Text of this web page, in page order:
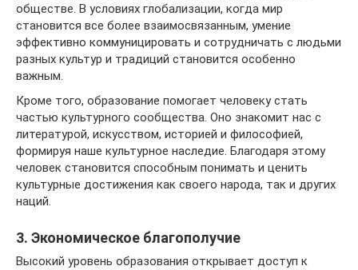
обществе. В условиях глобализации, когда мир
становится все более взаимосвязанным, умение
эффективно коммуницировать и сотрудничать с людьми
разных культур и традиций становится особенно
важным.
Кроме того, образование помогает человеку стать
частью культурного сообщества. Оно знакомит нас с
литературой, искусством, историей и философией,
формируя наше культурное наследие. Благодаря этому
человек становится способным понимать и ценить
культурные достижения как своего народа, так и других
наций.
3. Экономическое благополучие
Высокий уровень образования открывает доступ к